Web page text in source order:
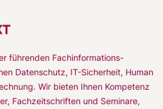
führenden Fachinformations-
Datenschutz, IT-Sicherheit, Human
Wir bieten Ihnen Kompetenz
Fachzeitschriften und Seminare,